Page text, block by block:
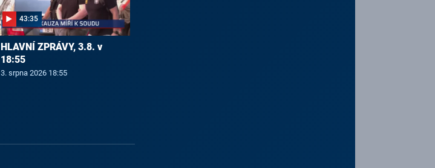
43:35
HLAVNÍ ZPRÁVY, 3.8. v
18:55
3. srpna 2026 18:55